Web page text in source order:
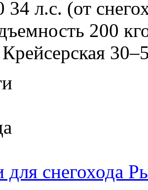
л.с. (от
200
для снегохода